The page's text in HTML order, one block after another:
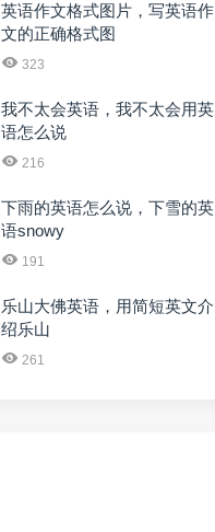
英语作文格式图片，写英语作
文的正确格式图
323
我不太会英语，我不太会用英
语怎么说
216
下雨的英语怎么说，下雪的英
语snowy
191
乐山大佛英语，用简短英文介
绍乐山
261